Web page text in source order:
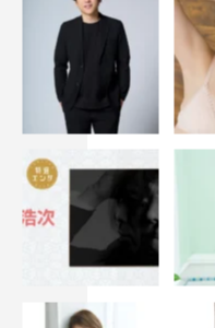
作品情報
「母性」
2022年秋公開
原作：湊かなえ『母性』
監督：廣木隆一
エグゼクティブプロデュ
製作：映画「母性」製作
配給：ワーナー・ブラ